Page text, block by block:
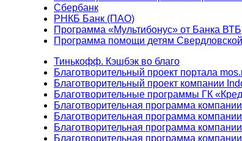
Сбербанк
РНКБ Банк (ПАО)
Программа «Мультибонус» от Банка ВТБ
Программа помощи детям
Тинькофф. Кэшбэк во благо
Благотворительный проект портала
Благотворительный проект компании
Благотворительные программы ГК
Благотворительная программа
Благотворительная программа
Благотворительная программа
Благотворительная программа